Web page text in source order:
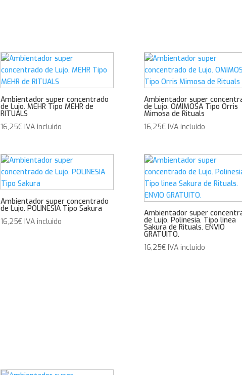
Ambientador super concentrado
de Lujo. MEHR Tipo MEHR de
RITUALS
16,25€ IVA incluido
Ambientador super
de Lujo. OMIMOSA Tipo Orris
Mimosa de Rituals
16,25€ IVA incluido
Ambientador super concentrado
de Lujo. POLINESIA Tipo Sakura
16,25€ IVA incluido
Ambientador super
de Lujo. Polinesia. Tipo linea
Sakura de Rituals. ENVIO
GRATUITO.
16,25€ IVA incluido